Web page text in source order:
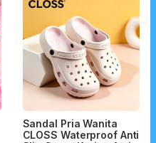
Sandal Pria Wanita
CLOSS Waterproof Anti